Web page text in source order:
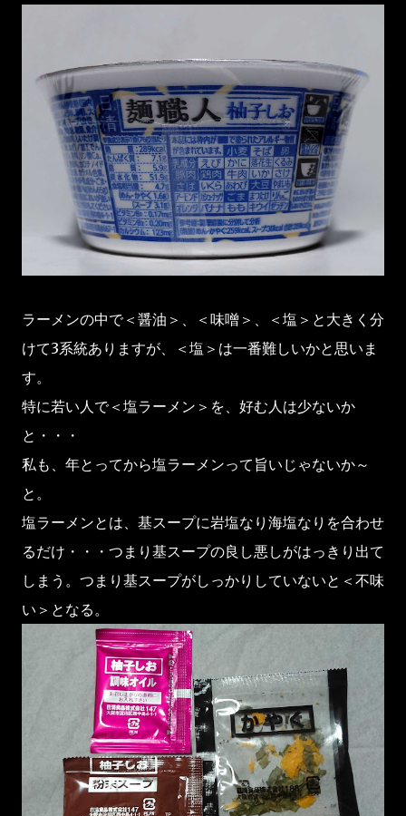
ラーメンの中で＜醤油＞、＜味噌＞、＜塩＞と大きく分
けて3系統ありますが、＜塩＞は一番難しいかと思いま
す。
特に若い人で＜塩ラーメン＞を、好む人は少ないか
と・・・
私も、年とってから塩ラーメンって旨いじゃないか～
と。
塩ラーメンとは、基スープに岩塩なり海塩なりを合わせ
るだけ・・・つまり基スープの良し悪しがはっきり出て
しまう。つまり基スープがしっかりしていないと＜不味
い＞となる。